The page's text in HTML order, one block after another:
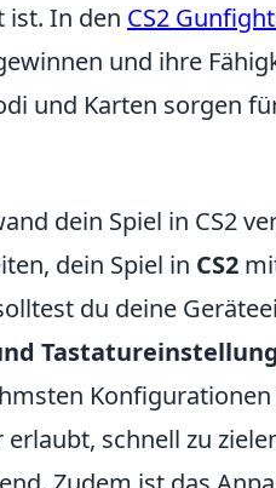
ist. In den CS2
und ihre
und Karten sorgen
dein Spiel in CS2
dein Spiel in CS2
du deine
schnell zu